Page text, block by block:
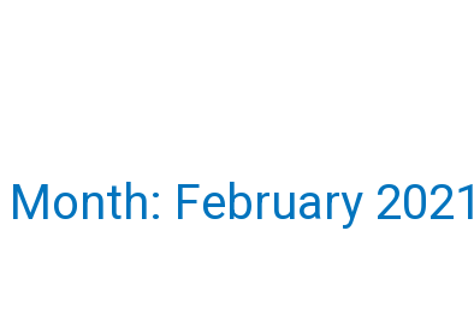
Month: February 2021